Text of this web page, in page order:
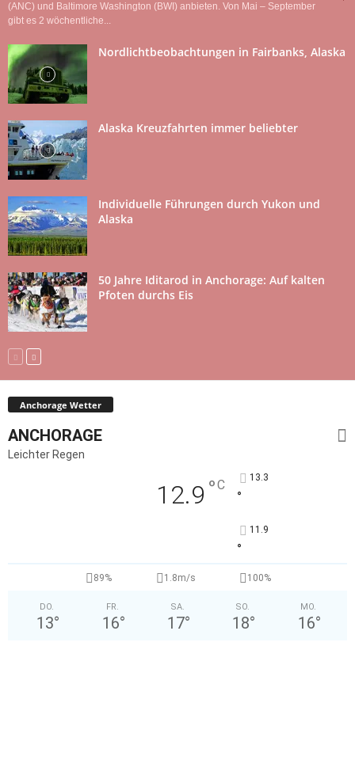
(ANC) und Baltimore Washington (BWI) anbieten. Von Mai – September
gibt es 2 wöchentliche...
Nordlichtbeobachtungen in Fairbanks, Alaska
Alaska Kreuzfahrten immer beliebter
Individuelle Führungen durch Yukon und
Alaska
50 Jahre Iditarod in Anchorage: Auf kalten
Pfoten durchs Eis
Anchorage Wetter
ANCHORAGE
Leichter Regen
12.9 °C 13.3
°
11.9
°
89% 1.8m/s 100%
DO.
13°
FR.
16°
SA.
17°
SO.
18°
MO.
16°